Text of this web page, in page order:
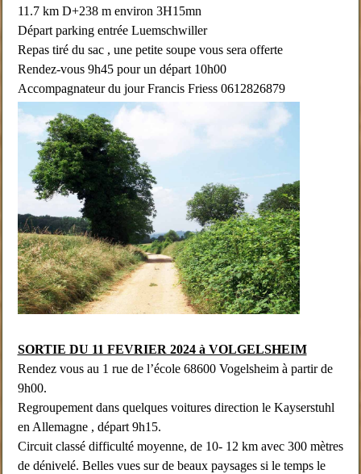
11.7 km D+238 m environ 3H15mn
Départ parking entrée Luemschwiller
Repas tiré du sac , une petite soupe vous sera offerte
Rendez-vous 9h45 pour un départ 10h00
Accompagnateur du jour Francis Friess 0612826879
SORTIE DU 11 FEVRIER 2024 à VOLGELSHEIM
Rendez vous au 1 rue de l’école 68600 Vogelsheim à partir de
9h00.
Regroupement dans quelques voitures direction le Kayserstuhl
en Allemagne , départ 9h15.
Circuit classé difficulté moyenne, de 10- 12 km avec 300 mètres
de dénivelé. Belles vues sur de beaux paysages si le temps le